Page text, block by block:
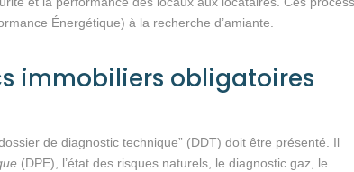
Énergétique) à la recherche d’amiante.
immobiliers obligatoires
de diagnostic technique” (DDT) doit être présenté. Il
(DPE), l’état des risques naturels, le diagnostic gaz, le